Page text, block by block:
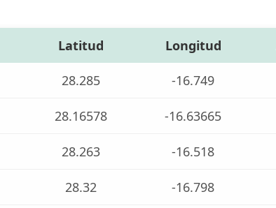
Latitud Longitud
28.285 -16.749
28.16578 -16.63665
28.263 -16.518
28.32 -16.798